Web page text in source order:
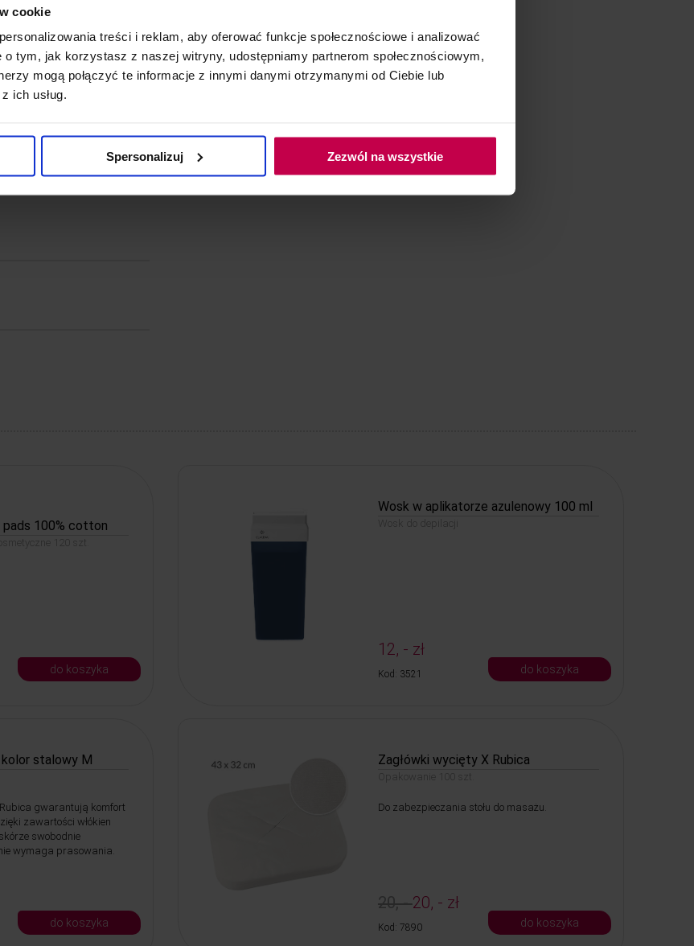
cookie
treści i reklam, aby oferować funkcje społecznościowe i analizować
tym, jak korzystasz z naszej witryny, udostępniamy partnerom społecznościowym,
mogą połączyć te informacje z innymi danymi otrzymanymi od Ciebie lub
ich usług.
Spersonalizuj Zezwól na wszystkie
z kremami i serum
100% cotton
120 szt.
do koszyka
Wosk w aplikatorze azulenowy 100 ml
Wosk do depilacji
12, - zł
Kod: 3521 do koszyka
stalowy M
gwarantują komfort
zawartości włókien
swobodnie
wymaga prasowania.
do koszyka
Zagłówki wycięty X Rubica
Opakowanie 100 szt.
Do zabezpieczania stołu do masażu.
20, -20, - zł
Kod: 7890 do koszyka